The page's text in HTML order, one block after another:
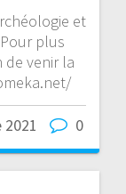
et
plus
de venir la
0